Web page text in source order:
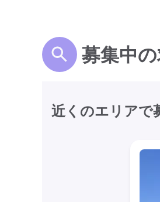
募集中
近くのエリアで